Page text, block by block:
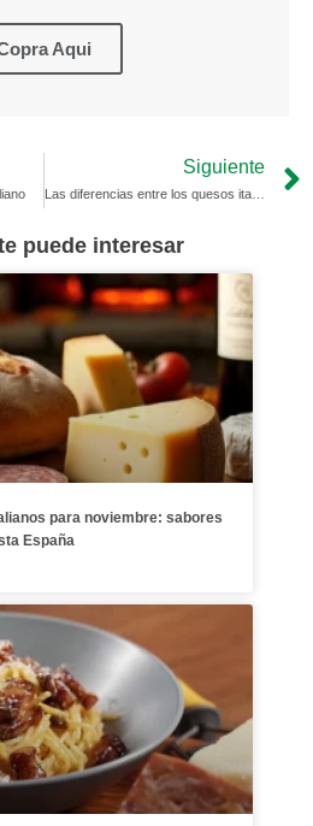
Aqui
Siguiente
Las diferencias entre los quesos italianos: Un viaje por los sabores de Italia
puede interesar
para noviembre: sabores
España